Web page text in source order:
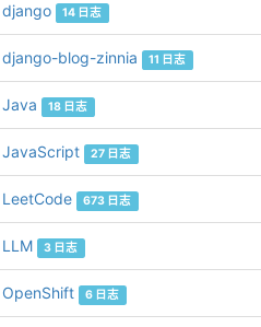
django 14 日志
django-blog-zinnia 11 日志
Java 18 日志
JavaScript 27 日志
LeetCode 673 日志
LLM 3 日志
OpenShift 6 日志